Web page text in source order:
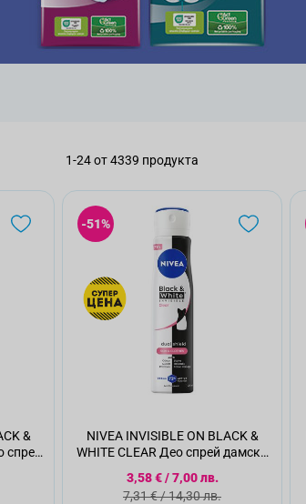
1-24от4339 продукта
&
-51%
NIVEA INVISIBLE ON BLACK &
WHITE CLEAR Део спрей дамски
Специална цена
3,58 €/7,00 лв.
Стандартна цена
7,31 €/14,30 лв.